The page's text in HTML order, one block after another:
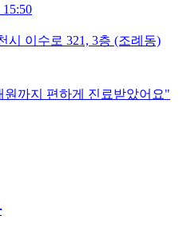
시 이수로 321, 3층 (조례동)
까지 편하게 진료받았어요"